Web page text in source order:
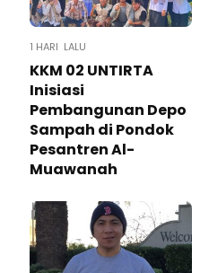
1 HARI LALU
KKM 02 UNTIRTA
Inisiasi
Pembangunan Depo
Sampah di Pondok
Pesantren Al-
Muawanah